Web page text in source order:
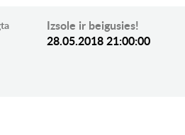
Izsole ir beigusies!
28.05.2018 21:00:00